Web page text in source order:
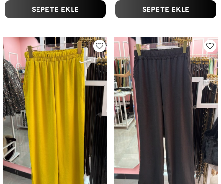
SEPETE EKLE SEPETE EKLE